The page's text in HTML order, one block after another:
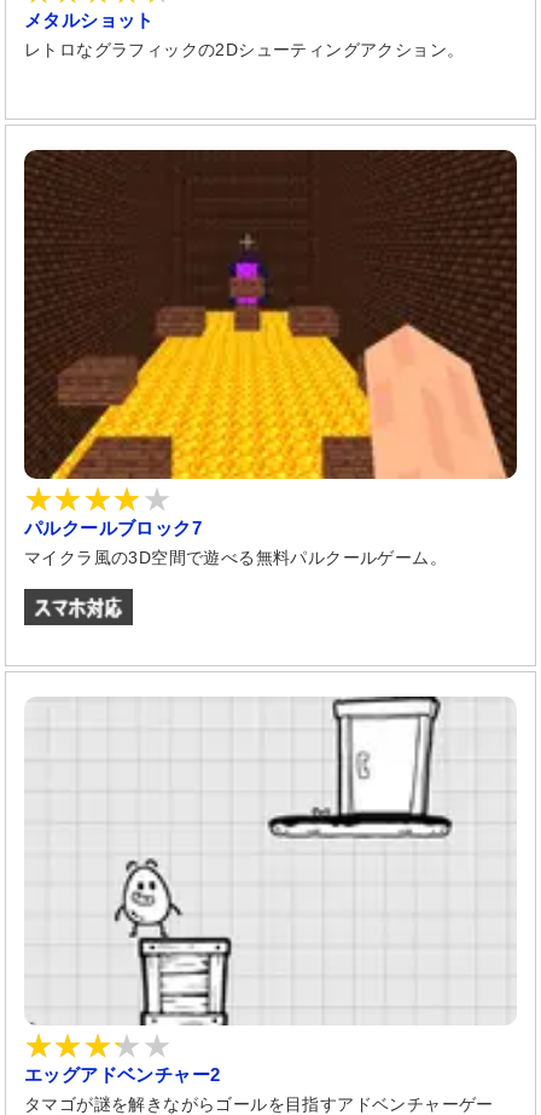
メタルショット
レトロなグラフィックの2Dシューティングアクション。
パルクールブロック7
マイクラ風の3D空間で遊べる無料パルクールゲーム。
エッグアドベンチャー2
タマゴが謎を解きながらゴールを目指すアドベンチャーゲー